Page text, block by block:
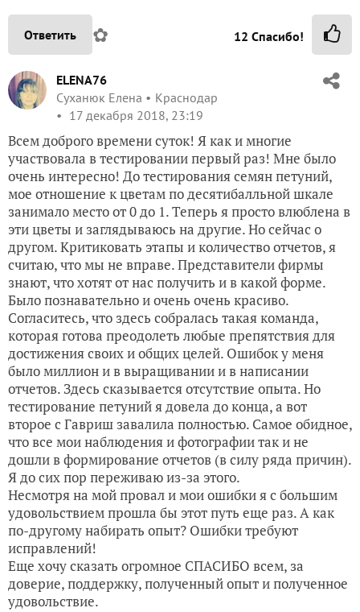
Ответить ✿ 12 Спасибо!
ELENA76
Суханюк Елена
Краснодар
17 декабря 2018, 23:19
Всем доброго времени суток! Я как и многие
участвовала в тестировании первый раз! Мне было
очень интересно! До тестирования семян петуний,
мое отношение к цветам по десятибалльной шкале
занимало место от 0 до 1. Теперь я просто влюблена в
эти цветы и заглядываюсь на другие. Но сейчас о
другом. Критиковать этапы и количество отчетов, я
считаю, что мы не вправе. Представители фирмы
знают, что хотят от нас получить и в какой форме.
Было познавательно и очень очень красиво.
Согласитесь, что здесь собралась такая команда,
которая готова преодолеть любые препятствия для
достижения своих и общих целей. Ошибок у меня
было миллион и в выращивании и в написании
отчетов. Здесь сказывается отсутствие опыта. Но
тестирование петуний я довела до конца, а вот
второе с Гавриш завалила полностью. Самое обидное,
что все мои наблюдения и фотографии так и не
дошли в формирование отчетов (в силу ряда причин).
Я до сих пор переживаю из-за этого.
Несмотря на мой провал и мои ошибки я с большим
удовольствием прошла бы этот путь еще раз. А как
по-другому набирать опыт? Ошибки требуют
исправлений!
Еще хочу сказать огромное СПАСИБО всем, за
доверие, поддержку, полученный опыт и полученное
удовольствие.